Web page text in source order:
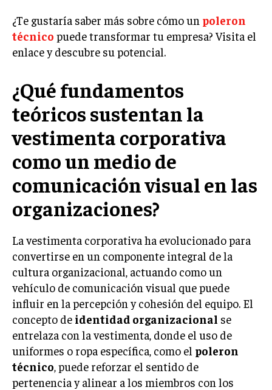
LIFESTYLE
MARKETING
ESTRATEGIAS DE MARKETING
AGENCIAS DE MARKETING
AGENCIAS DE POSICIONAMIENTO WEB SEO
VENTA DE ENLACES
MARKETING DIGITAL
PUBLICIDAD
VENTAS Y PERSUASIÓN
GESTIÓN DE PRODUCTOS
COMUNICACIÓN CORPORATIVA
GESTIÓN DE MARCA
¿Te gustaría saber más sobre cómo un poleron
técnico puede transformar tu empresa? Visita el
enlace y descubre su potencial.
¿Qué fundamentos
teóricos sustentan la
vestimenta corporativa
como un medio de
comunicación visual en las
organizaciones?
La vestimenta corporativa ha evolucionado para
convertirse en un componente integral de la
cultura organizacional, actuando como un
vehículo de comunicación visual que puede
influir en la percepción y cohesión del equipo. El
concepto de identidad organizacional se
entrelaza con la vestimenta, donde el uso de
uniformes o ropa específica, como el poleron
técnico, puede reforzar el sentido de
pertenencia y alinear a los miembros con los